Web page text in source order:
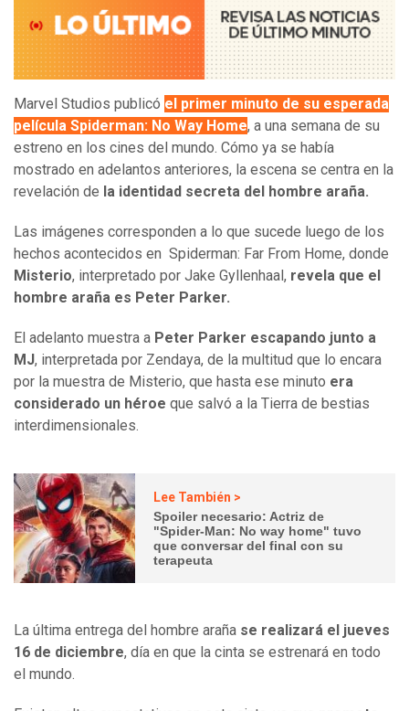
Marvel Studios publicó el primer minuto de su esperada
película Spiderman: No Way Home, a una semana de su
estreno en los cines del mundo. Cómo ya se había
mostrado en adelantos anteriores, la escena se centra en la
revelación de la identidad secreta del hombre araña.
Las imágenes corresponden a lo que sucede luego de los
hechos acontecidos en Spiderman: Far From Home, donde
Misterio, interpretado por Jake Gyllenhaal, revela que el
hombre araña es Peter Parker.
El adelanto muestra a Peter Parker escapando junto a
MJ, interpretada por Zendaya, de la multitud que lo encara
por la muestra de Misterio, que hasta ese minuto era
considerado un héroe que salvó a la Tierra de bestias
interdimensionales.
Lee También >
Spoiler necesario: Actriz de
"Spider-Man: No way home" tuvo
que conversar del final con su
terapeuta
La última entrega del hombre araña se realizará el jueves
16 de diciembre, día en que la cinta se estrenará en todo
el mundo.